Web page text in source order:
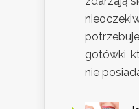
gotówki,
nie